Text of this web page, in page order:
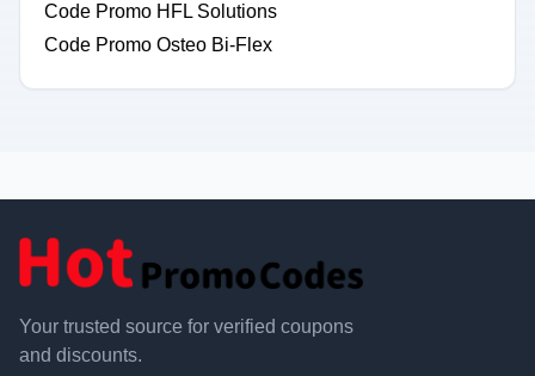
Code Promo HFL Solutions
Code Promo Osteo Bi-Flex
Your trusted source for verified coupons
and discounts.